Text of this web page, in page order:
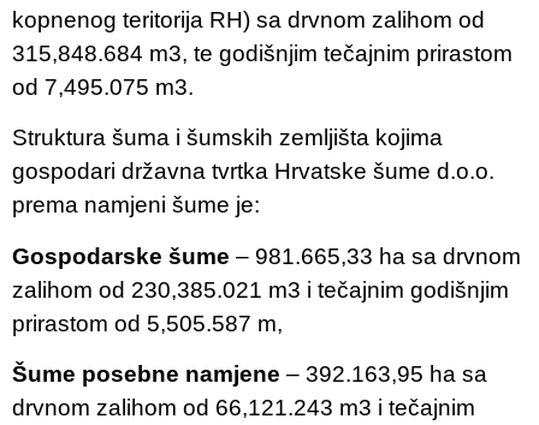
kopnenog teritorija RH) sa drvnom zalihom od
315,848.684 m3, te godišnjim tečajnim prirastom
od 7,495.075 m3.
Struktura šuma i šumskih zemljišta kojima
gospodari državna tvrtka Hrvatske šume d.o.o.
prema namjeni šume je:
Gospodarske šume – 981.665,33 ha sa drvnom
zalihom od 230,385.021 m3 i tečajnim godišnjim
prirastom od 5,505.587 m,
Šume posebne namjene – 392.163,95 ha sa
drvnom zalihom od 66,121.243 m3 i tečajnim